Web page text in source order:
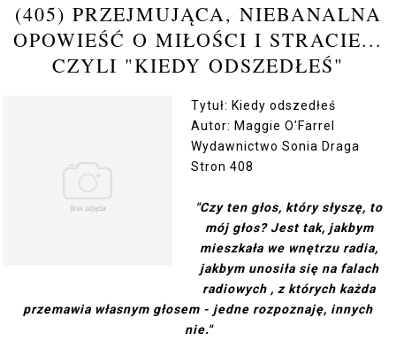
(405) PRZEJMUJĄCA, NIEBANALNA
OPOWIEŚĆ O MIŁOŚCI I STRACIE...
CZYLI "KIEDY ODSZEDŁEŚ"
Tytuł: Kiedy odszedłeś
Autor: Maggie O'Farrel
Wydawnictwo Sonia Draga
Stron 408
"Czy ten głos, który słyszę, to
mój głos? Jest tak, jakbym
mieszkała we wnętrzu radia,
jakbym unosiła się na falach
radiowych , z których każda
przemawia własnym głosem - jedne rozpoznaję, innych
nie."